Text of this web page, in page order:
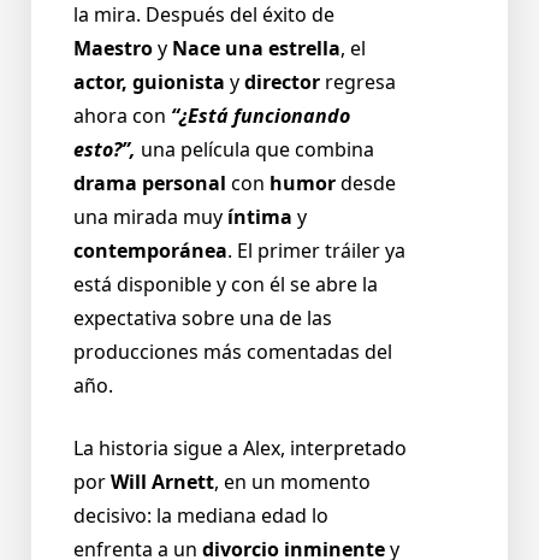
la mira. Después del éxito de
Maestroy Nace una estrella, el
actor, guionista ydirector regresa
ahora con “¿Está funcionando
esto?”, una película que combina
drama personal con humordesde
una mirada muy íntima y
contemporánea. El primer tráiler ya
está disponible y con él se abre la
expectativa sobre una de las
producciones más comentadas del
año.
La historia sigue a Alex, interpretado
porWill Arnett, en un momento
decisivo: la mediana edad lo
enfrenta a un divorcio inminentey